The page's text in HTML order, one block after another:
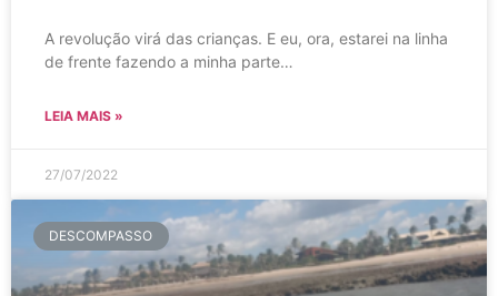
A revolução virá das crianças. E eu, ora, estarei na linha
de frente fazendo a minha parte…
LEIA MAIS »
27/07/2022
DESCOMPASSO